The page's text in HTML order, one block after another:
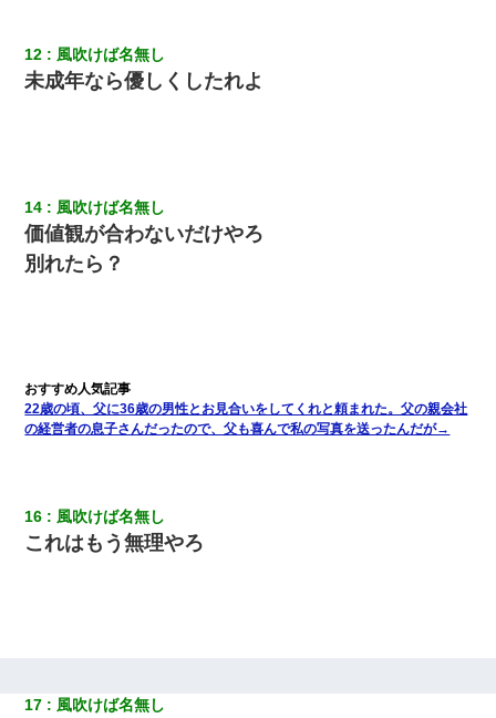
この母親は娘の黒歴史を掘り出さないと死ぬんか？ 死ぬんか？
義兄嫁が義実家で「コロナ陽性だったからこのまま療養させて下
さい」と言い出してド修羅場になった
最近うちの庭に知らない男の人がしょっちゅう入ってくる。それ
りウワキしてたんだな…」長男「俺は誰の子供なの？」長女・次
男「ウワキ女！」
け」というタイトルで画像が送られてきた
12 風吹けば名無し
未成年なら優しくしたれよ
14 風吹けば名無し
価値観が合わないだけやろ
別れたら？
22歳の頃、父に36歳の男性とお見合いをしてくれと頼まれた。父の親会社
の経営者の息子さんだったので、父も喜んで私の写真を送ったんだが→
16 風吹けば名無し
これはもう無理やろ
17 風吹けば名無し